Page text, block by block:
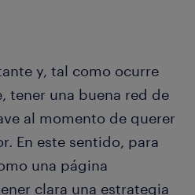
y, tal como ocurre
tener una buena red de
al momento de querer
En este sentido, para
una página
clara una estrategia